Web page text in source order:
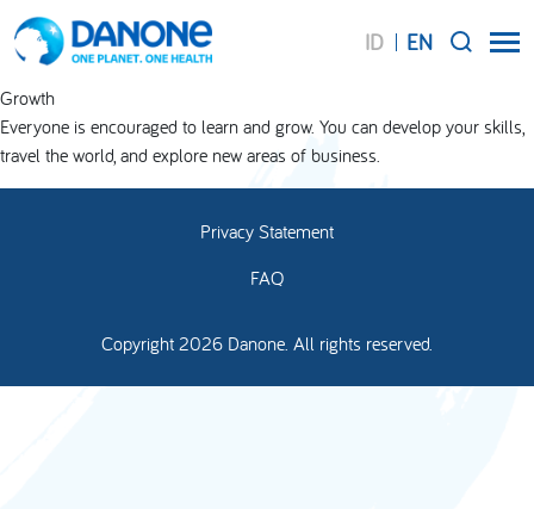
ID EN
Growth
Everyone is encouraged to learn and grow. You can develop your skills,
travel the world, and explore new areas of business.
Copyright 2026 Danone. All rights reserved.
Privacy Statement
FAQ